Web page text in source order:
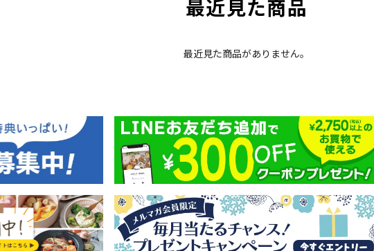
最近見た商品
最近見た商品がありません。